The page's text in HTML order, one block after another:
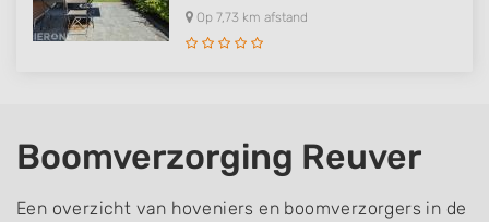
Op 7,73 km afstand
Boomverzorging Reuver
Een overzicht van hoveniers en boomverzorgers in de